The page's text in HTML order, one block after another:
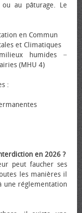
au pâturage. Le
en Commun
et Climatiques
humides −
(MHU 4)
:
en 2026 ?
peut faucher ses
les manières il
une réglementation